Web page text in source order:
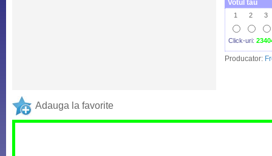
Votul tau
1 2 3
Click-uri:
Producator:
Adauga la favorite